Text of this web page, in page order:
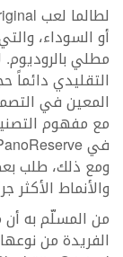
أو السوداء،
مطلي
التقليدي دائماً
المعين في
مع مفهوم
ومع ذلك، طلب
والأنماط الأكثر
من المسلّم به أن
الفريدة من